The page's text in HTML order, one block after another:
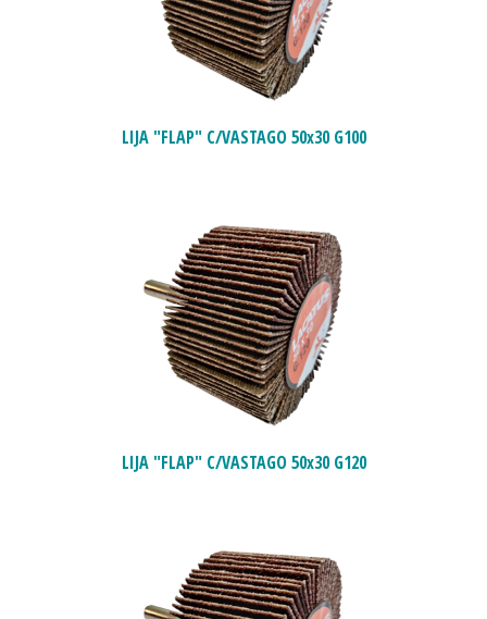
LIJA "FLAP" C/VASTAGO 50x30 G100
LIJA "FLAP" C/VASTAGO 50x30 G120